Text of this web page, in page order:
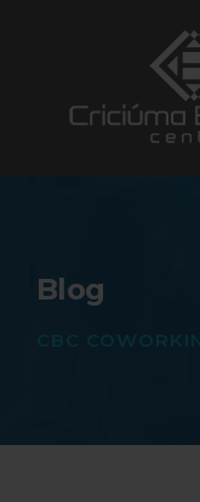
Blog